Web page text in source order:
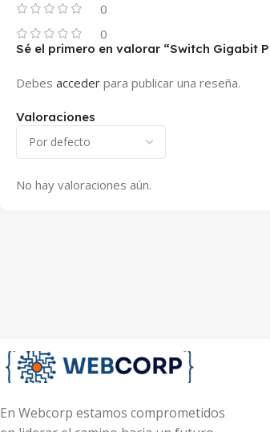
0
0
Valoraciones
No hay valoraciones aún.
Sé el primero en valorar “Switch Gigabit
Debes acceder para publicar una reseña.
En Webcorp estamos comprometidos